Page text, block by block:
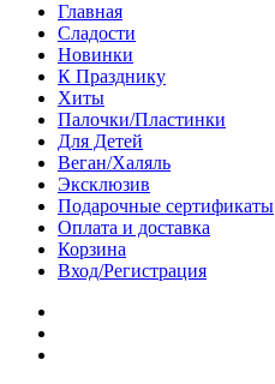
Главная
Сладости
Новинки
К Празднику
Хиты
Палочки/Пластинки
Для Детей
Веган/Халяль
Эксклюзив
Подарочные сертификаты
Оплата и доставка
Корзина
Вход/Регистрация